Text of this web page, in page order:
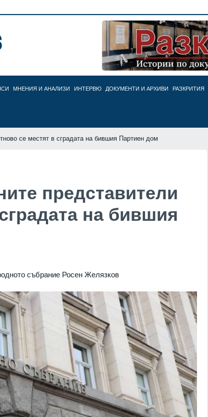
МНЕНИЯ И АНАЛИЗИ ИНТЕРВЮ ДОКУМЕНТИ И АРХИВИ РАЗКРИТИЯ
се местят в сградата на бившия Партиен дом
представители
на бившия
събрание Росен Желязков